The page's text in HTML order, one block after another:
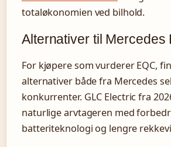
totaløkonomien ved bilhold.
Alternativer til Mercedes
For kjøpere som vurderer EQC,
alternativer både fra Mercedes
konkurrenter. GLC Electric fra
naturlige arvtageren med
batteriteknologi og lengre